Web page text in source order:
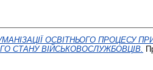
ОСВІТНЬОГО ПРОЦЕСУ
СТАНУ ВІЙСЬКОВОСЛУЖБОВЦІВ.